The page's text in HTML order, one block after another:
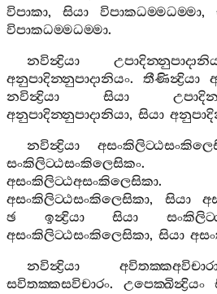
විපාකා, සියා විපාකධම‍්මධම‍්මා,
විපාකධම‍්මධම‍්මා.
නවින්‍ද්‍රියා
අනුපාදින‍්නුපාදානියං. තීණින්‍ද්‍රියා
නවින්‍ද්‍රියා
සියා
අනුපාදින‍්නුපාදානියා, සියා
නවින්‍ද්‍රියා
සංකිලිට‍්ඨසංකිලෙසිකං
අසංකිලිට‍්ඨඅසංකිලෙසිකා.
අසංකිලිට‍්ඨසංකිලෙසිකා, සියා
ඡ
ඉන්‍ද්‍රියා සියා
අසංකිලිට‍්ඨසංකිලෙසිකා, සියා
නවින්‍ද්‍රියා
සවිතක‍්කසවිචාරං. උපෙක‍්ඛින්‍ද්‍රියං